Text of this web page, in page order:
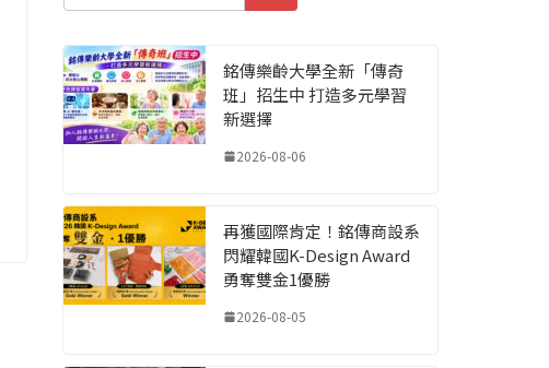
銘傳樂齡大學全新「傳奇
班」招生中 打造多元學習
新選擇
2026-08-06
再獲國際肯定！銘傳商設系
閃耀韓國K-Design Award
勇奪雙金1優勝
2026-08-05